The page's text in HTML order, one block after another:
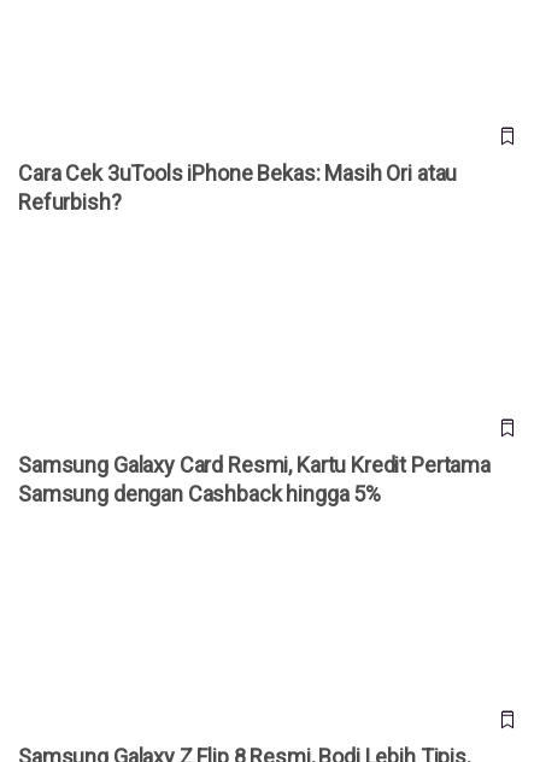
Cara Cek 3uTools iPhone Bekas: Masih Ori atau
Refurbish?
Samsung Galaxy Card Resmi, Kartu Kredit Pertama
Samsung dengan Cashback hingga 5%